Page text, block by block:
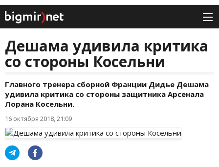
Дешама удивила критика
со стороны Косельни
Главного тренера сборной Франции Дидье Дешама
удивила критика со стороны защитника Арсенала
Лорана Косельни.
16 октября 2018, 21:09